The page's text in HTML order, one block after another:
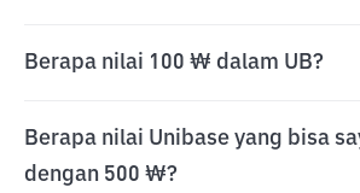
Berapa nilai 100 ₩ dalam UB?
Berapa nilai Unibase yang bisa
dengan 500 ₩?